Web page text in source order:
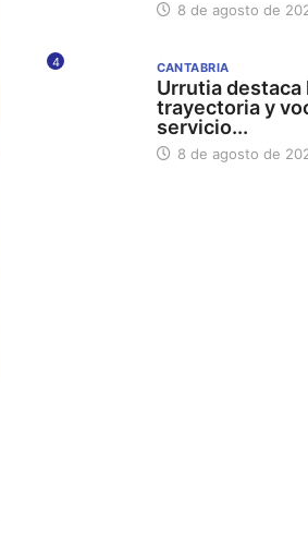
8 de agosto de
4 CANTABRIA
Urrutia destaca
trayectoria y
servicio...
8 de agosto de